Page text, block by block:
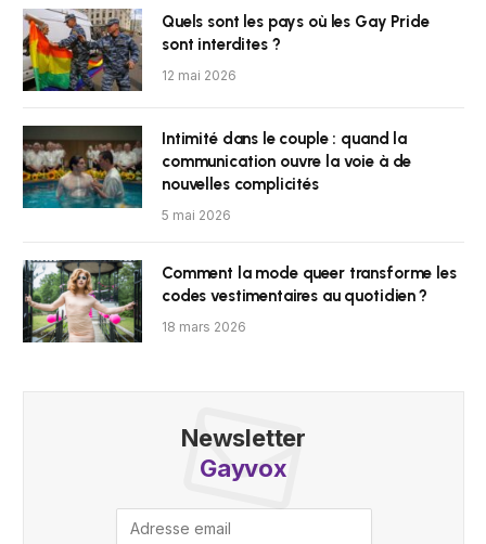
Quels sont les pays où les Gay Pride
sont interdites ?
12 mai 2026
Intimité dans le couple : quand la
communication ouvre la voie à de
nouvelles complicités
5 mai 2026
Comment la mode queer transforme les
codes vestimentaires au quotidien ?
18 mars 2026
Newsletter
Gayvox